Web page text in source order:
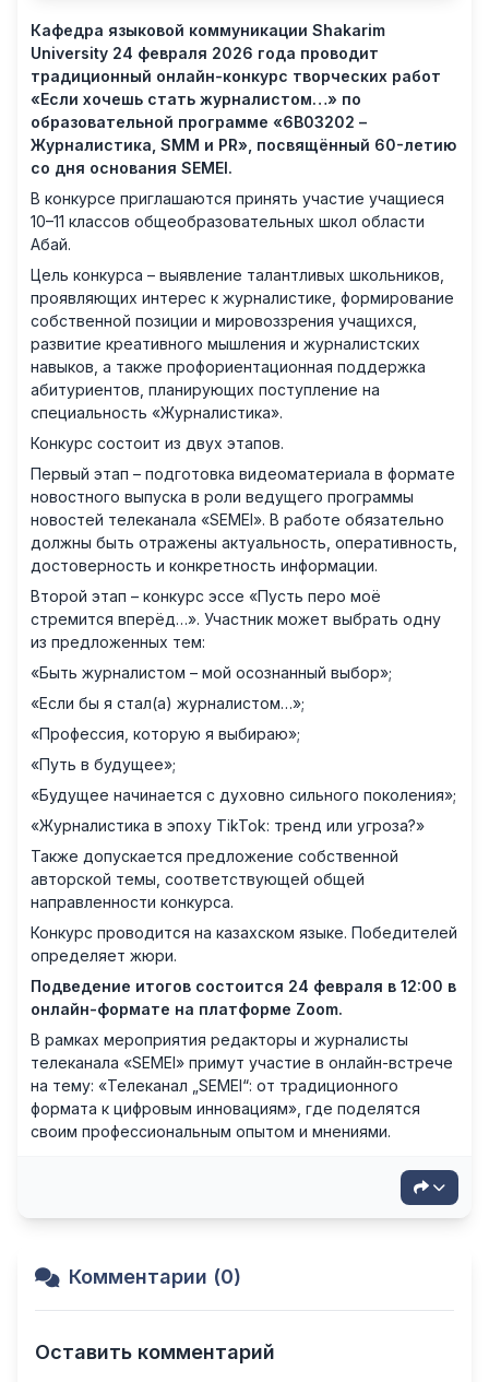
Кафедра языковой коммуникации Shakarim
University 24 февраля 2026 года проводит
традиционный онлайн-конкурс творческих работ
«Если хочешь стать журналистом…» по
образовательной программе «6B03202 –
Журналистика, SMM и PR», посвящённый 60-летию
со дня основания SEMEI.
В конкурсе приглашаются принять участие учащиеся
10–11 классов общеобразовательных школ области
Абай.
Цель конкурса – выявление талантливых школьников,
проявляющих интерес к журналистике, формирование
собственной позиции и мировоззрения учащихся,
развитие креативного мышления и журналистских
навыков, а также профориентационная поддержка
абитуриентов, планирующих поступление на
специальность «Журналистика».
Конкурс состоит из двух этапов.
Первый этап – подготовка видеоматериала в формате
новостного выпуска в роли ведущего программы
новостей телеканала «SEMEI». В работе обязательно
должны быть отражены актуальность, оперативность,
достоверность и конкретность информации.
Второй этап – конкурс эссе «Пусть перо моё
стремится вперёд…». Участник может выбрать одну
из предложенных тем:
«Быть журналистом – мой осознанный выбор»;
«Если бы я стал(а) журналистом…»;
«Профессия, которую я выбираю»;
«Путь в будущее»;
«Будущее начинается с духовно сильного поколения»;
«Журналистика в эпоху TikTok: тренд или угроза?»
Также допускается предложение собственной
авторской темы, соответствующей общей
направленности конкурса.
Конкурс проводится на казахском языке. Победителей
определяет жюри.
Подведение итогов состоится 24 февраля в 12:00 в
онлайн-формате на платформе Zoom.
В рамках мероприятия редакторы и журналисты
телеканала «SEMEI» примут участие в онлайн-встрече
на тему: «Телеканал „SEMEI“: от традиционного
формата к цифровым инновациям», где поделятся
своим профессиональным опытом и мнениями.
Комментарии (0)
Оставить комментарий